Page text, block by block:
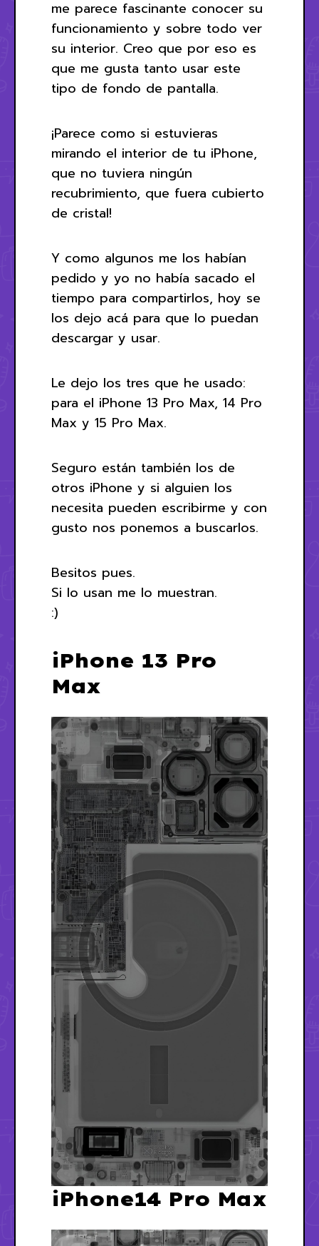
me parece fascinante conocer su
funcionamiento y sobre todo ver
su interior. Creo que por eso es
que me gusta tanto usar este
tipo de fondo de pantalla.
¡Parece como si estuvieras
mirando el interior de tu iPhone,
que no tuviera ningún
recubrimiento, que fuera cubierto
de cristal!
Y como algunos me los habían
pedido y yo no había sacado el
tiempo para compartirlos, hoy se
los dejo acá para que lo puedan
descargar y usar.
Le dejo los tres que he usado:
para el iPhone 13 Pro Max, 14 Pro
Max y 15 Pro Max.
Seguro están también los de
otros iPhone y si alguien los
necesita pueden escribirme y con
gusto nos ponemos a buscarlos.
Besitos pues.
Si lo usan me lo muestran.
:)
iPhone 13 Pro
Max
iPhone14 Pro Max